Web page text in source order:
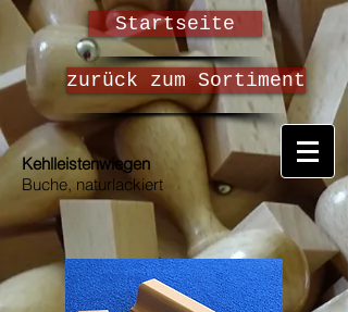
Startseite
zurück zum Sortiment
Kehlleistenwiegen
Buche, naturlackiert